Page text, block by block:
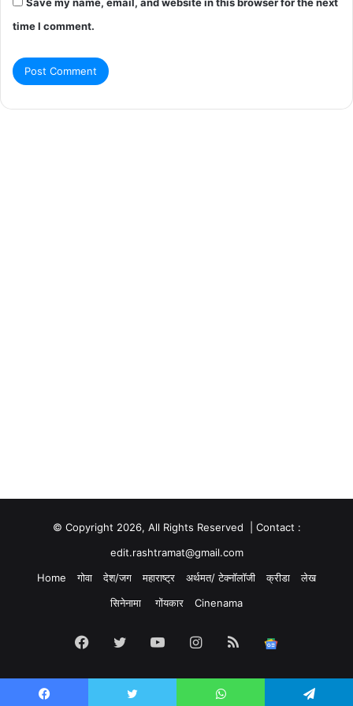
Save my name, email, and website in this browser for the next
time I comment.
© Copyright 2026, All Rights Reserved | Contact :
edit.rashtramat@gmail.com
Home
गोवा देश/जग महाराष्ट्र अर्थमत/ टेक्नॉलॉजी क्रीडा
लेख
सिनेनामा
गोंयकार Cinenama
Facebook
TwitterYouTubeInstagram
RSS
News